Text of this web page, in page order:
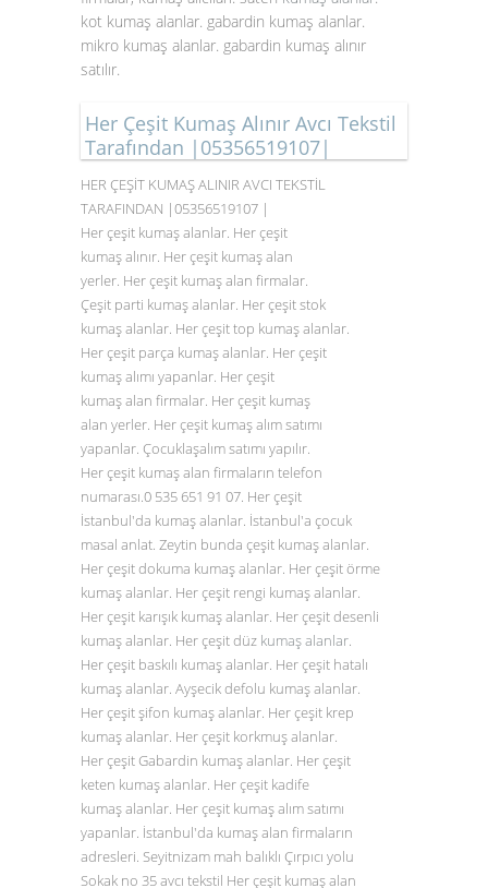
kot kumaş alanlar. gabardin kumaş alanlar.
mikro kumaş alanlar. gabardin kumaş alınır
satılır.
Her Çeşit Kumaş Alınır Avcı Tekstil
Tarafından |05356519107|
HER ÇEŞİT KUMAŞ ALINIR AVCI TEKSTİL
TARAFINDAN |05356519107 |
Her çeşit kumaş alanlar. Her çeşit
kumaş alınır. Her çeşit kumaş alan
yerler. Her çeşit kumaş alan firmalar.
Çeşit parti kumaş alanlar. Her çeşit stok
kumaş alanlar. Her çeşit top kumaş alanlar.
Her çeşit parça kumaş alanlar. Her çeşit
kumaş alımı yapanlar. Her çeşit
kumaş alan firmalar. Her çeşit kumaş
alan yerler. Her çeşit kumaş alım satımı
yapanlar. Çocuklaşalım satımı yapılır.
Her çeşit kumaş alan firmaların telefon
numarası.0 535 651 91 07. Her çeşit
İstanbul'da kumaş alanlar. İstanbul'a çocuk
masal anlat. Zeytin bunda çeşit kumaş alanlar.
Her çeşit dokuma kumaş alanlar. Her çeşit örme
kumaş alanlar. Her çeşit rengi kumaş alanlar.
Her çeşit karışık kumaş alanlar. Her çeşit desenli
kumaş alanlar. Her çeşit düz kumaş alanlar.
Her çeşit baskılı kumaş alanlar. Her çeşit hatalı
kumaş alanlar. Ayşecik defolu kumaş alanlar.
Her çeşit şifon kumaş alanlar. Her çeşit krep
kumaş alanlar. Her çeşit korkmuş alanlar.
Her çeşit Gabardin kumaş alanlar. Her çeşit
keten kumaş alanlar. Her çeşit kadife
kumaş alanlar. Her çeşit kumaş alım satımı
yapanlar. İstanbul'da kumaş alan firmaların
adresleri. Seyitnizam mah balıklı Çırpıcı yolu
Sokak no 35 avcı tekstil Her çeşit kumaş alan